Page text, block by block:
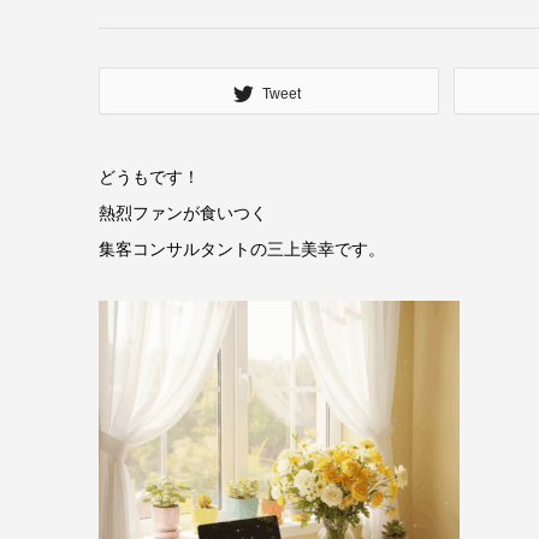
Tweet
どうもです！
熱烈ファンが食いつく
集客コンサルタントの三上美幸です。